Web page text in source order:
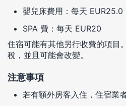
嬰兒床費用：每天 EUR25.0
SPA 費：每天 EUR20
住宿可能有其他另行收費的項目
稅，並且可能會改變。
注意事項
若有額外房客入住，住宿業